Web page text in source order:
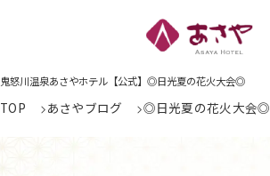
鬼怒川温泉あさやホテル【公式】◎日光夏の花火大会◎
TOP あさやブログ ◎日光夏の花火大会◎